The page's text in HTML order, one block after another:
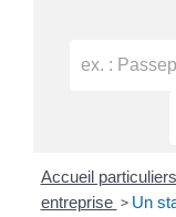
Accueil particuliers
entreprise > Un